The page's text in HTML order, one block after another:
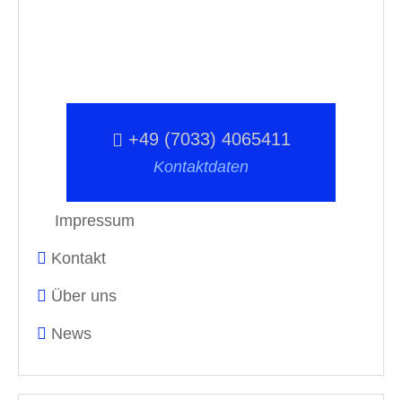
+49 (7033) 4065411
Kontaktdaten
Impressum
Kontakt
Über uns
News